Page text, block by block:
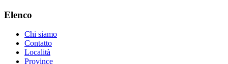
Elenco
Chi siamo
Contatto
Località
Province